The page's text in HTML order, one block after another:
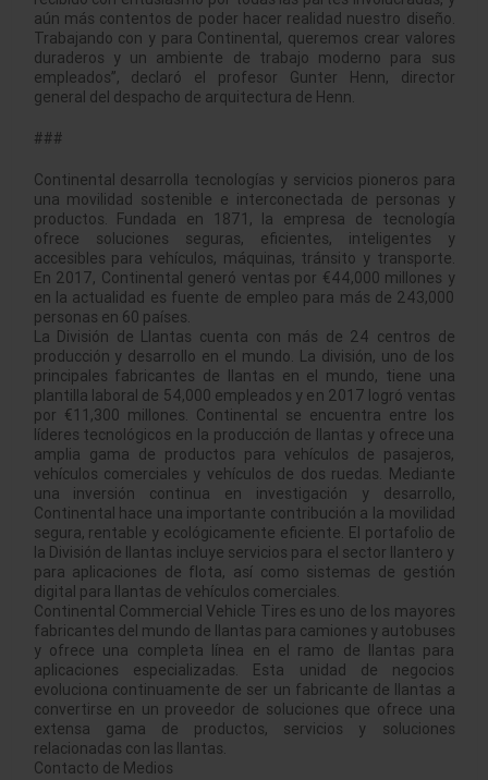
aún más contentos de poder hacer realidad nuestro diseño.
Trabajando con y para Continental, queremos crear valores
duraderos y un ambiente de trabajo moderno para sus
empleados”, declaró el profesor Gunter Henn, director
general del despacho de arquitectura de Henn.
###
Continental desarrolla tecnologías y servicios pioneros para
una movilidad sostenible e interconectada de personas y
productos. Fundada en 1871, la empresa de tecnología
ofrece soluciones seguras, eficientes, inteligentes y
accesibles para vehículos, máquinas, tránsito y transporte.
En 2017, Continental generó ventas por €44,000 millones y
en la actualidad es fuente de empleo para más de 243,000
personas en 60 países.
La División de Llantas cuenta con más de 24 centros de
producción y desarrollo en el mundo. La división, uno de los
principales fabricantes de llantas en el mundo, tiene una
plantilla laboral de 54,000 empleados y en 2017 logró ventas
por €11,300 millones. Continental se encuentra entre los
líderes tecnológicos en la producción de llantas y ofrece una
amplia gama de productos para vehículos de pasajeros,
vehículos comerciales y vehículos de dos ruedas. Mediante
una inversión continua en investigación y desarrollo,
Continental hace una importante contribución a la movilidad
segura, rentable y ecológicamente eficiente. El portafolio de
la División de llantas incluye servicios para el sector llantero y
para aplicaciones de flota, así como sistemas de gestión
digital para llantas de vehículos comerciales.
Continental Commercial Vehicle Tires es uno de los mayores
fabricantes del mundo de llantas para camiones y autobuses
y ofrece una completa línea en el ramo de llantas para
aplicaciones especializadas. Esta unidad de negocios
evoluciona continuamente de ser un fabricante de llantas a
convertirse en un proveedor de soluciones que ofrece una
extensa gama de productos, servicios y soluciones
relacionadas con las llantas.
Contacto de Medios